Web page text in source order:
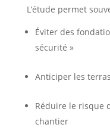
L’étude permet
Éviter des
sécurité »
Anticiper les
Réduire le risque
chantier